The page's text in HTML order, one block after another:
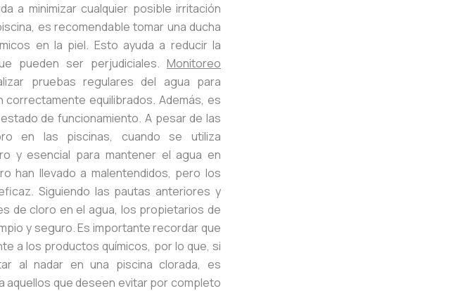
a minimizar cualquier posible irritación
es recomendable tomar una ducha
en la piel. Esto ayuda a reducir la
pueden ser perjudiciales. Monitoreo
pruebas regulares del agua para
equilibrados. Además, es
de funcionamiento. A pesar de las
en las piscinas, cuando se utiliza
y esencial para mantener el agua en
han llevado a malentendidos, pero los
Siguiendo las pautas anteriores y
de cloro en el agua, los propietarios de
y seguro. Es importante recordar que
a los productos químicos, por lo que, si
al nadar en una piscina clorada, es
aquellos que deseen evitar por completo